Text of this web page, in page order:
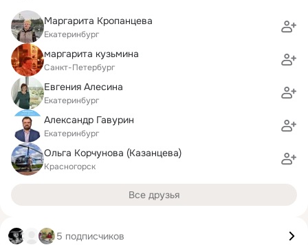
Маргарита Кропанцева
Екатеринбург
маргарита кузьмина
Санкт-Петербург
Евгения Алесина
Екатеринбург
Александр Гавурин
Екатеринбург
Ольга Корчунова (Казанцева)
Красногорск
Все друзья
5 подписчиков